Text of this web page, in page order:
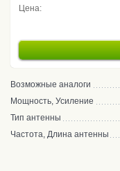
Цена:
Возможные аналоги
Мощность, Усиление
Тип антенны
Частота, Длина антенны